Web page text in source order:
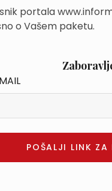
portala
o Vašem paketu.